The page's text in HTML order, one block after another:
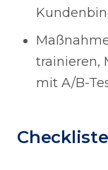
trainieren,
mit A/B-